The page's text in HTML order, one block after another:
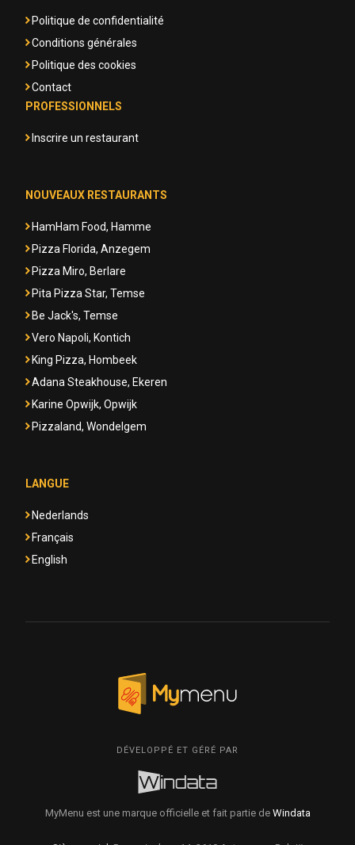
Politique de confidentialité
Conditions générales
Politique des cookies
Contact
PROFESSIONNELS
Inscrire un restaurant
NOUVEAUX RESTAURANTS
HamHam Food, Hamme
Pizza Florida, Anzegem
Pizza Miro, Berlare
Pita Pizza Star, Temse
Be Jack's, Temse
Vero Napoli, Kontich
King Pizza, Hombeek
Adana Steakhouse, Ekeren
Karine Opwijk, Opwijk
Pizzaland, Wondelgem
LANGUE
Nederlands
Français
English
DÉVELOPPÉ ET GÉRÉ PAR
MyMenu est une marque officielle et fait partie de Windata